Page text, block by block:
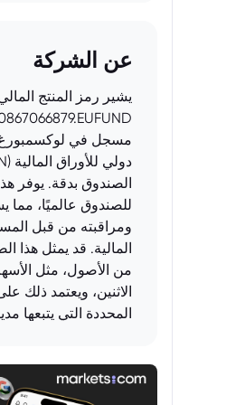
عن الشركة
يشير رمز المنتج
مسجل في
الصندوق بدقة. يوفر
للصندوق عالميًا، مما
ومراقبته من قبل
المالية. قد يمثل هذا
من الأصول، مثل
الاثنين، ويعتمد ذلك
المحددة التي يتبعها
الصندوق، من
الصندوق الرسمية،